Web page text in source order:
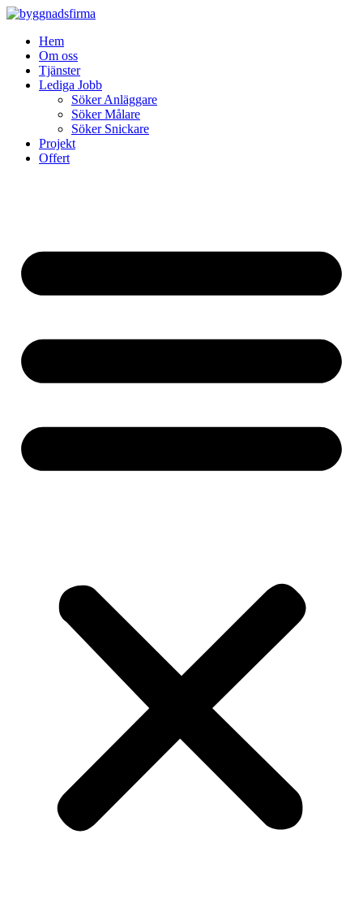
Skip
contentHem
Om oss
Tjänster
Lediga Jobb
Söker Anläggare
Söker Målare
Söker Snickare
Projekt
Offert